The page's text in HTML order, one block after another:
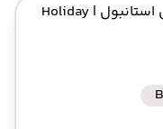
| Holiday